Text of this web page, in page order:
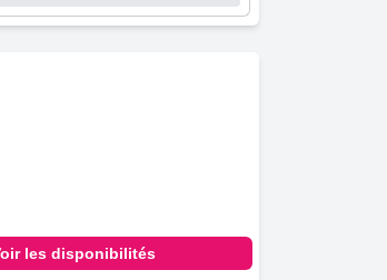
les disponibilités